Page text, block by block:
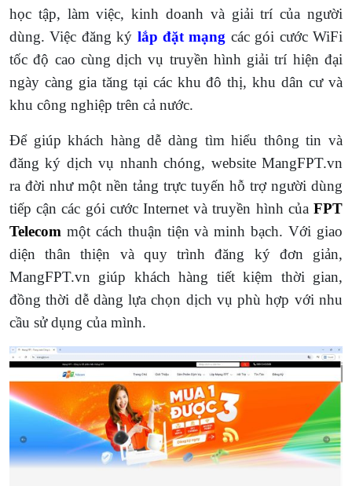
học tập, làm việc, kinh doanh và giải trí của người
dùng. Việc đăng ký lắp đặt mạng các gói cước WiFi
tốc độ cao cùng dịch vụ truyền hình giải trí hiện đại
ngày càng gia tăng tại các khu đô thị, khu dân cư và
khu công nghiệp trên cả nước.
Để giúp khách hàng dễ dàng tìm hiểu thông tin và
đăng ký dịch vụ nhanh chóng, website MangFPT.vn
ra đời như một nền tảng trực tuyến hỗ trợ người dùng
tiếp cận các gói cước Internet và truyền hình của FPT
Telecom một cách thuận tiện và minh bạch. Với giao
diện thân thiện và quy trình đăng ký đơn giản,
MangFPT.vn giúp khách hàng tiết kiệm thời gian,
đồng thời dễ dàng lựa chọn dịch vụ phù hợp với nhu
cầu sử dụng của mình.